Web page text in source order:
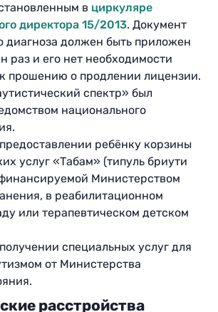
в циркуляре
директора 15/2013. Документ
диагноза должен быть приложен
раз и его нет необходимости
к прошению о продлении лицензии.
спектр» был
национального
ребёнку корзины
услуг «Табам» (типуль бриути
Министерством
в реабилитационном
или терапевтическом детском
специальных услуг для
от Министерства
расстройства